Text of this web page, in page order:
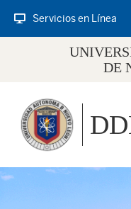
Servicios en Línea
DE